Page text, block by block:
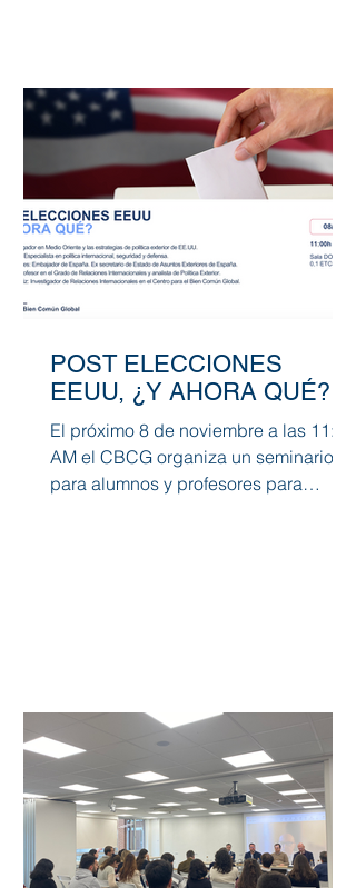
POST ELECCIONES
EEUU, ¿Y AHORA QUÉ?
El próximo 8 de noviembre a las 11:00
AM el CBCG organiza un seminario
para alumnos y profesores para